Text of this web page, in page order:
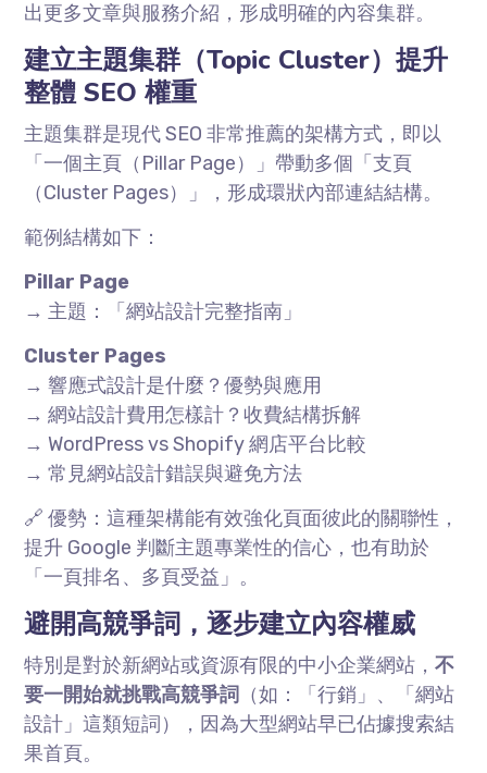
出更多文章與服務介紹，形成明確的內容集群。
建立主題集群（Topic Cluster）提升
整體SEO權重
主題集群是現代SEO非常推薦的架構方式，即以
「一個主頁（ Pillar Page）」帶動多個「支頁
（Cluster Pages）」，形成環狀內部連結結構。
範例結構如下：
Pillar Page
→ 主題：「網站設計完整指南」
Cluster Pages
→ 響應式設計是什麼？優勢與應用
→網站設計費用怎樣計？收費結構拆解
→ WordPress vs Shopify網店平台比較
→常見網站設計錯誤與避免方法
🔗 優勢：這種架構能有效強化頁面彼此的關聯性，
提升 Google 判斷主題專業性的信心，也有助於
「一頁排名、多頁受益」。
避開高競爭詞，逐步建立內容權威
特別是對於新網站或資源有限的中小企業網站，不
要一開始就挑戰高競爭詞 （如：「行銷」、「網站
設計」這類短詞），因為大型網站早已佔據搜索結
果首頁。